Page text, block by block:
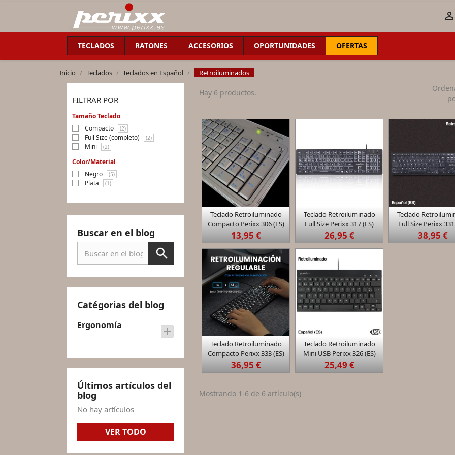

TECLADOS RATONES ACCESORIOS OPORTUNIDADES OFERTAS
Inicio Teclados Teclados en Español Retroiluminados
FILTRAR POR
Tamaño Teclado
Compacto
(2)
Full Size (completo) (2)
Mini (2)
Color/Material
Negro
(5)
Plata (1)
Buscar en el blog
Catégorias del blog
Ergonomía
add
Últimos artículos del
blog
No hay artículos
VER TODO
Hay 6 productos.
 Vista rápida
Teclado Retroiluminado
Compacto Perixx 306 (ES)
13,95 €
 Vista rápida
Teclado Retroiluminado
Full Size Perixx 317 (ES)
26,95 €
 Vista
Teclado
Full Size Perixx 331
38,95 €
 Vista rápida
Teclado Retroiluminado
Compacto Perixx 333 (ES)
36,95 €
 Vista rápida
Teclado Retroiluminado
Mini USB Perixx 326 (ES)
25,49 €
Mostrando 1-6 de 6 artículo(s)